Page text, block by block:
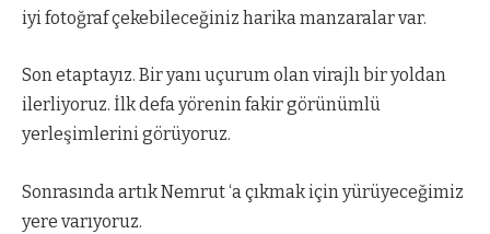
iyi fotoğraf çekebileceğiniz harika manzaralar var.
Son etaptayız. Bir yanı uçurum olan virajlı bir yoldan
ilerliyoruz. İlk defa yörenin fakir görünümlü
yerleşimlerini görüyoruz.
Sonrasında artık Nemrut ‘a çıkmak için yürüyeceğimiz
yere varıyoruz.